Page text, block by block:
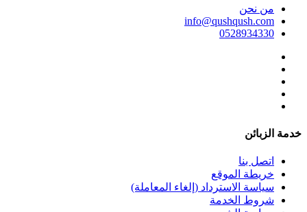
ﻣﻦ ﻧﺤﻦ
info@qushqush.com
0528934330
خدمة الزبائن
اتصل بنا
خريطة الموقع
سياسة الاسترداد (إلغاء المعاملة)
شروط الخدمة